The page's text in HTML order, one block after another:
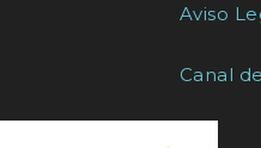
Aviso
Canal